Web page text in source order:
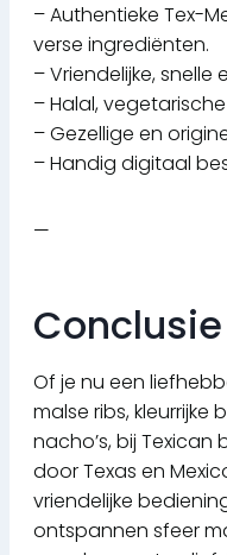
– Authentieke Tex-
verse ingrediënten.
– Vriendelijke, snelle
– Halal,
– Gezellige en
– Handig digitaal
—
Conclusie
Of je nu een
malse ribs, kleurrijke
nacho’s, bij Texican
door Texas en
vriendelijke
ontspannen sfeer